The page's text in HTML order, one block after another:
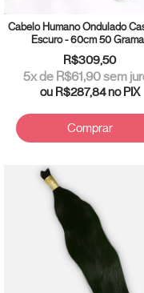
Cabelo Humano Ondulado
Escuro - 60cm 50
R$309,50
5x de R$61,90sem
ou R$287,84no PIX
Comprar